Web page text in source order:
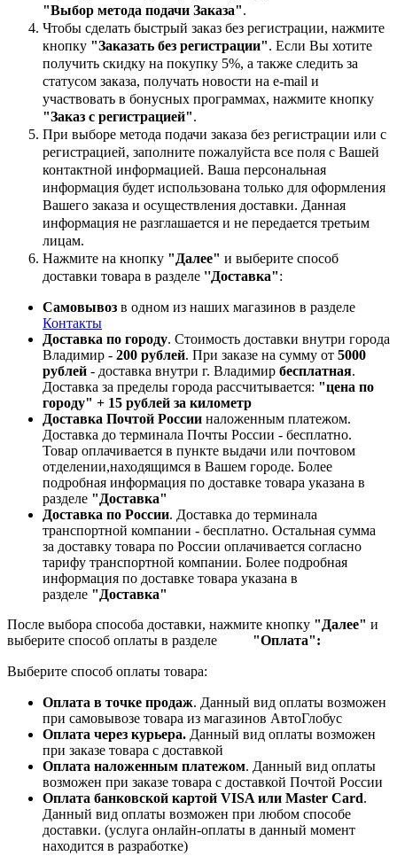
"Выбор метода подачи Заказа".
Чтобы сделать быстрый заказ без регистрации, нажмите
кнопку "Заказать без регистрации". Если Вы хотите
получить скидку на покупку 5%, а также следить за
статусом заказа, получать новости на e-mail и
участвовать в бонусных программах, нажмите кнопку
"Заказ с регистрацией".
При выборе метода подачи заказа без регистрации или с
регистрацией, заполните пожалуйста все поля с Вашей
контактной информацией. Ваша персональная
информация будет использована только для оформления
Вашего заказа и осуществления доставки. Данная
информация не разглашается и не передается третьим
лицам.
Нажмите на кнопку "Далее" и выберите способ
доставки товара в разделе ''Доставка":
Самовывоз в одном из наших магазинов в разделе
Контакты
Доставка по городу. Стоимость доставки внутри города
Владимир - 200 рублей. При заказе на сумму от 5000
рублей - доставка внутри г. Владимир бесплатная.
Доставка за пределы города рассчитывается: "цена по
городу" + 15 рублей за километр
Доставка Почтой России наложенным платежом.
Доставка до терминала Почты России - бесплатно.
Товар оплачивается в пункте выдачи или почтовом
отделении,находящимся в Вашем городе. Более
подробная информация по доставке товара указана в
разделе "Доставка"
Доставка по России. Доставка до терминала
транспортной компании - бесплатно. Остальная сумма
за доставку товара по России оплачивается согласно
тарифу транспортной компании. Более подробная
информация по доставке товара указана в
разделе "Доставка"
После выбора способа доставки, нажмите кнопку "Далее" и
выберите способ оплаты в разделе "Оплата":
Выберите способ оплаты товара:
Оплата в точке продаж. Данный вид оплаты возможен
при самовывозе товара из магазинов АвтоГлобус
Оплата через курьера. Данный вид оплаты возможен
при заказе товара с доставкой
Оплата наложенным платежом. Данный вид оплаты
возможен при заказе товара с доставкой Почтой России
Оплата банковской картой VISA или Master Card.
Данный вид оплаты возможен при любом способе
доставки. (услуга онлайн-оплаты в данный момент
находится в разработке)